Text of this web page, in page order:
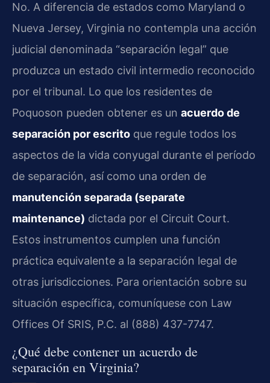
No. A diferencia de estados como Maryland o
Nueva Jersey, Virginia no contempla una acción
judicial denominada “separación legal” que
produzca un estado civil intermedio reconocido
por el tribunal. Lo que los residentes de
Poquoson pueden obtener es un acuerdo de
separación por escrito que regule todos los
aspectos de la vida conyugal durante el período
de separación, así como una orden de
manutención separada (separate
maintenance) dictada por el Circuit Court.
Estos instrumentos cumplen una función
práctica equivalente a la separación legal de
otras jurisdicciones. Para orientación sobre su
situación específica, comuníquese con Law
Offices Of SRIS, P.C. al (888) 437-7747.
¿Qué debe contener un acuerdo de
separación en Virginia?